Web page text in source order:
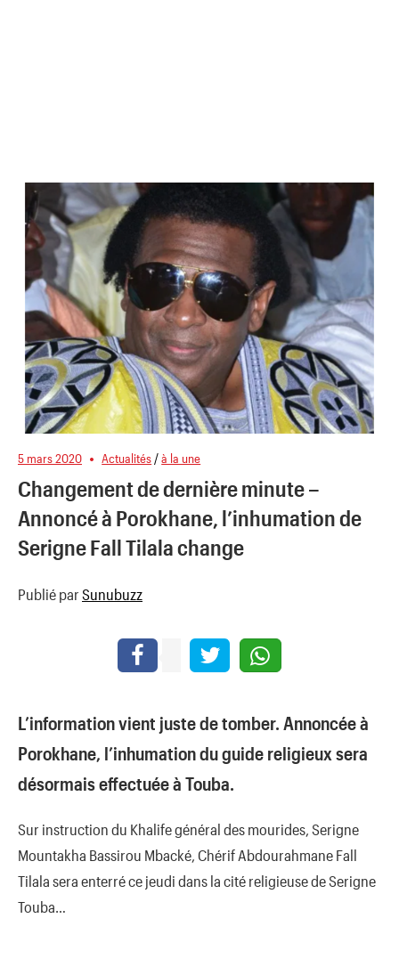
5 mars 2020 Actualités /à la une
Changement de dernière minute –
Annoncé à Porokhane, l’inhumation de
Serigne Fall Tilala change
Publié par Sunubuzz
L’information vient juste de tomber. Annoncée à
Porokhane, l’inhumation du guide religieux sera
désormais effectuée à Touba.
Sur instruction du Khalife général des mourides, Serigne
Mountakha Bassirou Mbacké, Chérif Abdourahmane Fall
Tilala sera enterré ce jeudi dans la cité religieuse de Serigne
Touba…